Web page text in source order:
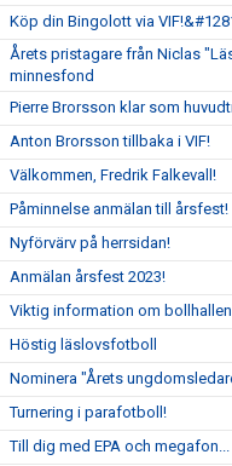
Köp din Bingolott via
Årets pristagare från Niclas
minnesfond
Pierre Brorsson klar som
Anton Brorsson tillbaka i VIF!
Välkommen, Fredrik Falkevall!
Påminnelse anmälan till årsfest!
Nyförvärv på herrsidan!
Anmälan årsfest 2023!
Viktig information om bollhallen
Höstig läslovsfotboll
Nominera "Årets
Turnering i parafotboll!
Till dig med EPA och megafon...